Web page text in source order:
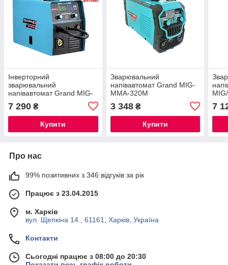
Інверторний
зварювальний
напівавтомат Grand MIG-
7 290 ₴
Купити
Зварювальний
напівавтомат Grand MIG-
ММА-320M
3 348₴
Купити
7
Про нас
99% позитивних з 346 відгуків за рік
Працює з 23.04.2015
м. Харків
вул. Щепкіна 14., 61161, Харків, Україна
Контакти
Сьогодні працює з 08:00 до 20:30